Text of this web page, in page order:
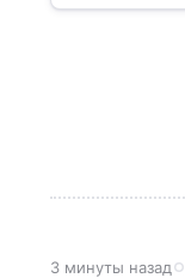
3 минуты назад